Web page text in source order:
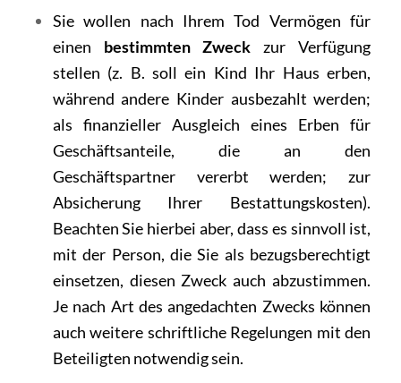
Sie wollen nach Ihrem Tod Vermögen für
einen bestimmten Zweck zur Verfügung
stellen (z. B. soll ein Kind Ihr Haus erben,
während andere Kinder ausbezahlt werden;
als finanzieller Ausgleich eines Erben für
Geschäftsanteile, die an den
Geschäftspartner vererbt werden; zur
Absicherung Ihrer Bestattungskosten).
Beachten Sie hierbei aber, dass es sinnvoll ist,
mit der Person, die Sie als bezugsberechtigt
einsetzen, diesen Zweck auch abzustimmen.
Je nach Art des angedachten Zwecks können
auch weitere schriftliche Regelungen mit den
Beteiligten notwendig sein.